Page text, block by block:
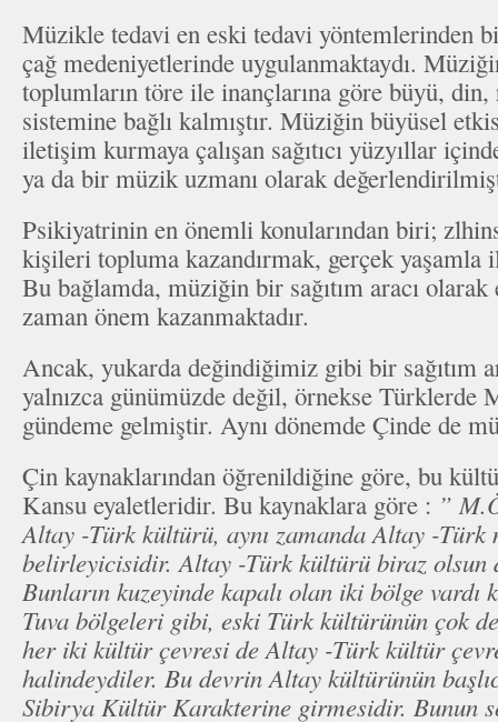
Müzikle tedavi en eski tedavi yöntemlerinden
çağ medeniyetlerinde uygulanmaktaydı.
toplumların töre ile inançlarına göre büyü, din,
sistemine bağlı kalmıştır. Müziğin büyüsel
iletişim kurmaya çalışan sağıtıcı yüzyıllar
ya da bir müzik uzmanı olarak
Psikiyatrinin en önemli konularından biri;
kişileri topluma kazandırmak, gerçek yaşamla
Bu bağlamda, müziğin bir sağıtım aracı
zaman önem kazanmaktadır.
Ancak, yukarda değindiğimiz gibi bir sağıtım
yalnızca günümüzde değil, örnekse Türklerde
gündeme gelmiştir. Aynı dönemde Çinde de
Çin kaynaklarından öğrenildiğine göre, bu
Kansu eyaletleridir. Bu kaynaklara göre : ”
Altay -Türk kültürü, aynı zamanda Altay -Türk
belirleyicisidir. Altay -Türk kültürü biraz olsun
Bunların kuzeyinde kapalı olan iki bölge
Tuva bölgeleri gibi, eski Türk kültürünün çok
her iki kültür çevresi de Altay -Türk kültür
halindeydiler. Bu devrin Altay kültürünün
Sibirya Kültür Karakterine girmesidir. Bunun